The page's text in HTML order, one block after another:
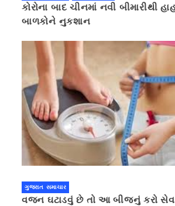
કોરોના બાદ ચીનમાં નવી બીમારીથી
બાળકોને નુકશાન
ગુજરાત સમાચાર
વજન ઘટાડવું છે તો આ બીજનું કરો